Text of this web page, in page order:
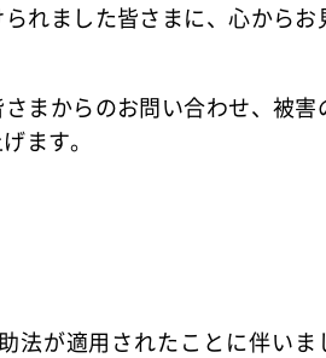
れました皆さまに、心からお
まからのお問い合わせ、被害
ます。
法が適用されたことに伴いま